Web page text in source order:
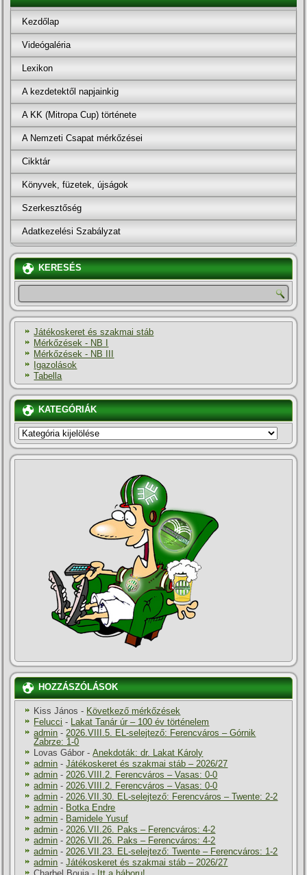
Kezdőlap
Videógaléria
Lexikon
A kezdetektől napjainkig
A KK (Mitropa Cup) története
A Nemzeti Csapat mérkőzései
Cikktár
Könyvek, füzetek, újságok
Szerkesztőség
Adatkezelési Szabályzat
KERESÉS
Játékoskeret és szakmai stáb
Mérkőzések - NB I
Mérkőzések - NB III
Igazolások
Tabella
KATEGÓRIÁK
KATEGÓRIÁK
HOZZÁSZÓLÁSOK
Kiss János - Következő mérkőzések
Felucci - Lakat Tanár úr – 100 év történelem
admin -2026.VIII.5. EL-selejtező: Ferencváros – Górnik
Zabrze: 1-0
Lovas Gábor -Anekdoták: dr. Lakat Károly
admin -Játékoskeret és szakmai stáb – 2026/27
admin -2026.VIII.2. Ferencváros – Vasas: 0-0
admin -2026.VIII.2. Ferencváros – Vasas: 0-0
admin -2026.VII.30. EL-selejtező: Ferencváros – Twente: 2-2
admin - Botka Endre
admin - Bamidele Yusuf
admin -2026.VII.26. Paks – Ferencváros: 4-2
admin -2026.VII.26. Paks – Ferencváros: 4-2
admin -2026.VII.23. EL-selejtező: Twente – Ferencváros: 1-2
admin -Játékoskeret és szakmai stáb – 2026/27